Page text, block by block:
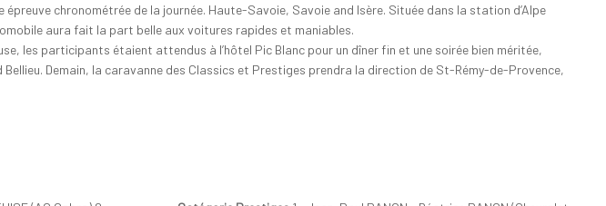
chronométrée de la journée. Haute-Savoie, Savoie and Isère. Située dans la station d’Alpe
aura fait la part belle aux voitures rapides et maniables.
les participants étaient attendus à l’hôtel Pic Blanc pour un dîner fin et une soirée bien méritée,
Bellieu. Demain, la caravanne des Classics et Prestiges prendra la direction de St-Rémy-de-Provence,